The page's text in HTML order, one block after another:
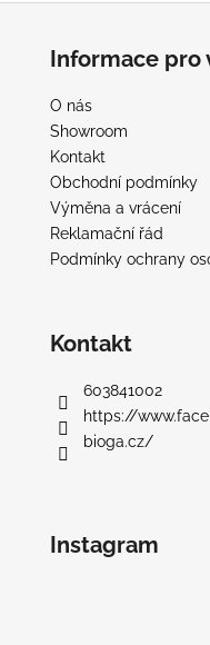
Informace pro
O nás
Showroom
Kontakt
Obchodní podmínky
Výměna a vrácení
Reklamační řád
Podmínky ochrany
Kontakt
603841002
https://
bioga.cz/
Instagram